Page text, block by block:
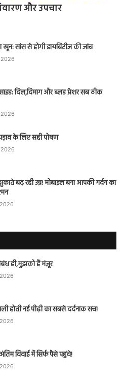
और उपचार
खून: सांस से होगी डायबिटीज की जांच
दिल,दिमाग और ब्लड प्रेशर सब ठीक
के लिए सही पोषण
बढ़ रही उम्र! मोबाइल बना आपकी गर्दन का
ही,मुझको हैं मंज़ूर
होती नई पीढ़ी का सबसे दर्दनाक सच!
विदाई में सिर्फ पैसे पहुंचे!